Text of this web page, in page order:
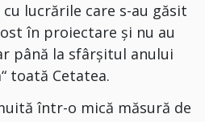
lucrările care s-au găsit
în proiectare și nu au
până la sfârșitul anului
toată Cetatea.
într-o mică măsură de